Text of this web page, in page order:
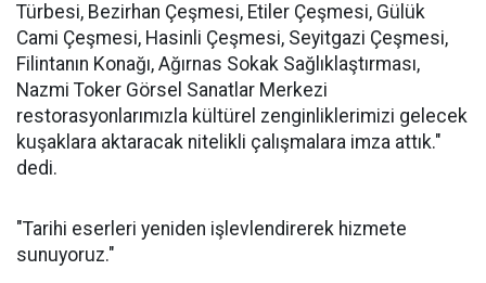
Türbesi, Bezirhan Çeşmesi, Etiler Çeşmesi, Gülük
Cami Çeşmesi, Hasinli Çeşmesi, Seyitgazi Çeşmesi,
Filintanın Konağı, Ağırnas Sokak Sağlıklaştırması,
Nazmi Toker Görsel Sanatlar Merkezi
restorasyonlarımızla kültürel zenginliklerimizi gelecek
kuşaklara aktaracak nitelikli çalışmalara imza attık."
dedi.
"Tarihi eserleri yeniden işlevlendirerek hizmete
sunuyoruz."